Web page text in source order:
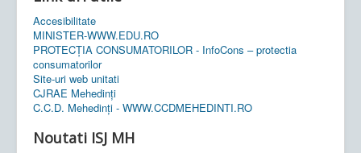
Accesibilitate
MINISTER-WWW.EDU.RO
PROTECȚIA CONSUMATORILOR - InfoCons – protectia
consumatorilor
Site-uri web unitati
CJRAE Mehedinți
C.C.D. Mehedinţi - WWW.CCDMEHEDINTI.RO
Noutati ISJ MH